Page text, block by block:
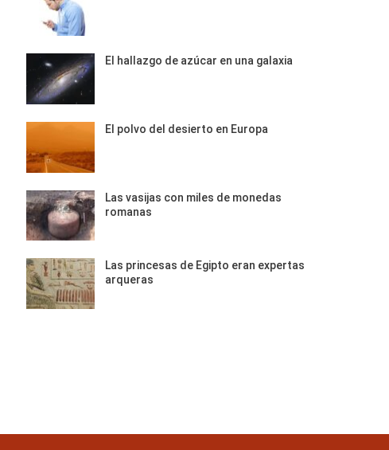
El hallazgo de azúcar en una galaxia
El polvo del desierto en Europa
Las vasijas con miles de monedas
romanas
Las princesas de Egipto eran expertas
arqueras